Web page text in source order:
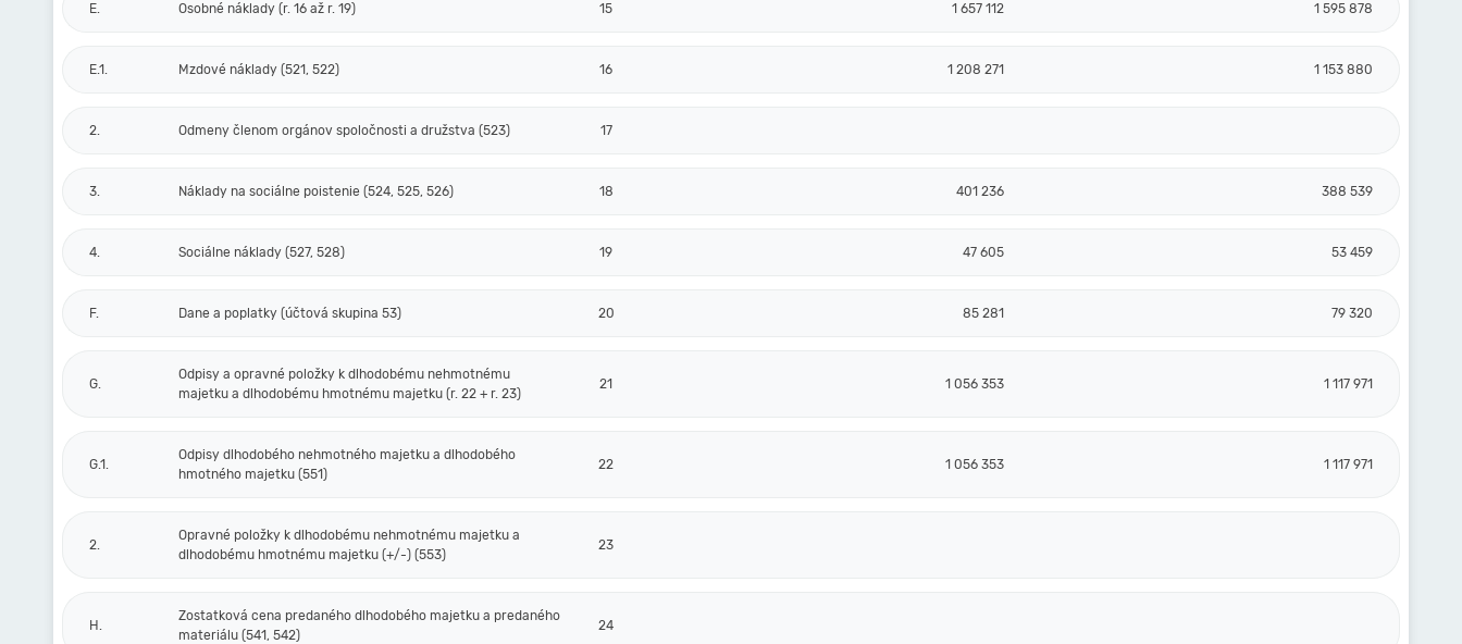
E. Osobné náklady (r. 16 až r. 19) 15 1 657 112 1 595 878
E.1. Mzdové náklady (521, 522) 16 1 208 271 1 153 880
2. Odmeny členom orgánov spoločnosti a družstva (523) 17
3. Náklady na sociálne poistenie (524, 525, 526) 18 401 236 388 539
4. Sociálne náklady (527, 528) 19 47 605 53 459
F. Dane a poplatky (účtová skupina 53) 20 85 281 79 320
G.
Odpisy a opravné položky k dlhodobému nehmotnému
majetku a dlhodobému hmotnému majetku (r. 22 + r. 23)
21 1 056 353 1 117 971
G.1.
Odpisy dlhodobého nehmotného majetku a dlhodobého
hmotného majetku (551)
22 1 056 353 1 117 971
2.
Opravné položky k dlhodobému nehmotnému majetku a
dlhodobému hmotnému majetku (+/-) (553)
23
H.
Zostatková cena predaného dlhodobého majetku a predaného
materiálu (541, 542)
24